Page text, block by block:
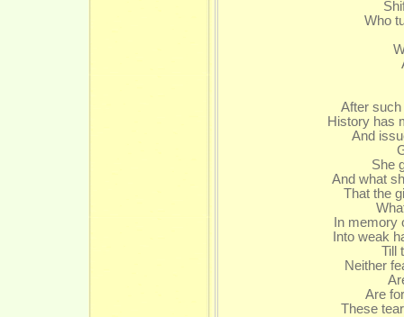
Who
After
History has
And
She
And what
That the
In memory
Into weak
Till
Neither
Are
These